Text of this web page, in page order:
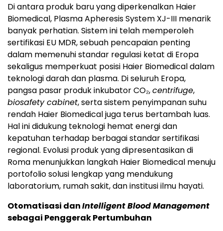
Di antara produk baru yang diperkenalkan Haier
Biomedical, Plasma Apheresis System XJ-III menarik
banyak perhatian. Sistem ini telah memperoleh
sertifikasi EU MDR, sebuah pencapaian penting
dalam memenuhi standar regulasi ketat di Eropa
sekaligus memperkuat posisi Haier Biomedical dalam
teknologi darah dan plasma. Di seluruh Eropa,
pangsa pasar produk inkubator CO₂,centrifuge,
biosafety cabinet, serta sistem penyimpanan suhu
rendah Haier Biomedical juga terus bertambah luas.
Hal ini didukung teknologi hemat energi dan
kepatuhan terhadap berbagai standar sertifikasi
regional. Evolusi produk yang dipresentasikan di
Roma menunjukkan langkah Haier Biomedical menuju
portofolio solusi lengkap yang mendukung
laboratorium, rumah sakit, dan institusi ilmu hayati.
Otomatisasi danIntelligent Blood Management
sebagai Penggerak Pertumbuhan